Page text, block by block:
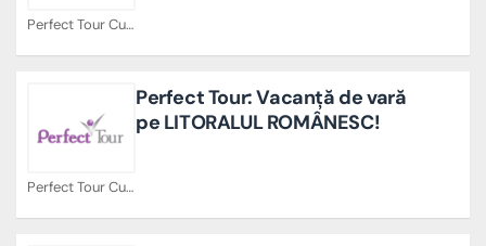
Perfect Tour Cupoane
Perfect Tour Cupoane
Perfect Tour: Vacanță de vară
pe LITORALUL ROMÂNESC!